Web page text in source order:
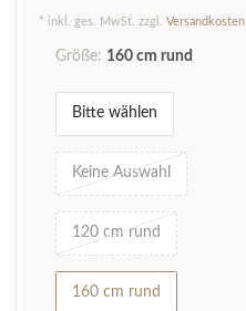
* inkl. ges. MwSt. zzgl. Versandkosten
Größe: 160 cm rund
Bitte wählen
Keine Auswahl
120 cm rund
160 cm rund